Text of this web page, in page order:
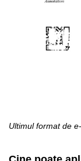
Ultimul format de